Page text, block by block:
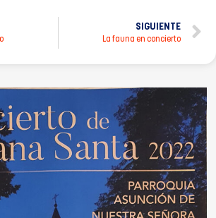
SIGUIENTE
La fauna en concierto